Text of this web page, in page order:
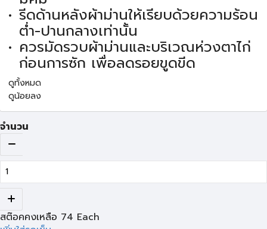
รีดด้านหลังผ้าม่านให้เรียบด้วยความร้อน
ต่ำ-ปานกลางเท่านั้น
ควรมัดรวบผ้าม่านและบริเวณห่วงตาไก่
ก่อนการซัก เพื่อลดรอยขูดขีด
ดูทั้งหมด
ดูน้อยลง
จำนวน
สต๊อคคงเหลือ 74 Each